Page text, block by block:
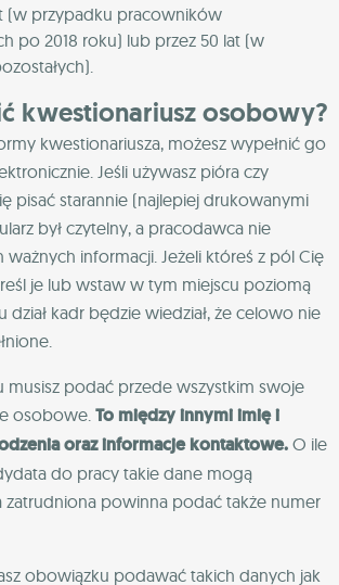
(w przypadku pracowników
po 2018 roku) lub przez 50 lat (w
kwestionariusz osobowy?
kwestionariusza, możesz wypełnić go
Jeśli używasz pióra czy
pisać starannie (najlepiej drukowanymi
był czytelny, a pracodawca nie
ważnych informacji. Jeżeli któreś z pól Cię
je lub wstaw w tym miejscu poziomą
dział kadr będzie wiedział, że celowo nie
musisz podać przede wszystkim swoje
osobowe. To między innymi imię i
oraz informacje kontaktowe.O ile
do pracy takie dane mogą
zatrudniona powinna podać także numer
obowiązku podawać takich danych jak